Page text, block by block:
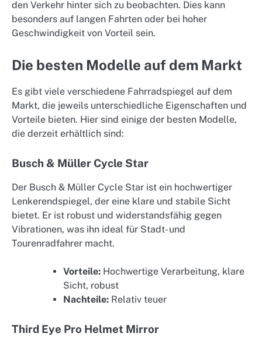
den Verkehr hinter sich zu beobachten. Dies kann
besonders auf langen Fahrten oder bei hoher
Geschwindigkeit von Vorteil sein.
Die besten Modelle auf dem Markt
Es gibt viele verschiedene Fahrradspiegel auf dem
Markt, die jeweils unterschiedliche Eigenschaften und
Vorteile bieten. Hier sind einige der besten Modelle,
die derzeit erhältlich sind:
Busch & Müller Cycle Star
Der Busch & Müller Cycle Star ist ein hochwertiger
Lenkerendspiegel, der eine klare und stabile Sicht
bietet. Er ist robust und widerstandsfähig gegen
Vibrationen, was ihn ideal für Stadt- und
Tourenradfahrer macht.
Vorteile: Hochwertige Verarbeitung, klare
Sicht, robust
Nachteile: Relativ teuer
Third Eye Pro Helmet Mirror